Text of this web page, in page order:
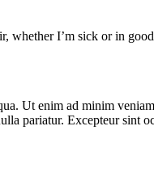
I’m sick or in
Ut enim ad minim
pariatur. Excepteur sint